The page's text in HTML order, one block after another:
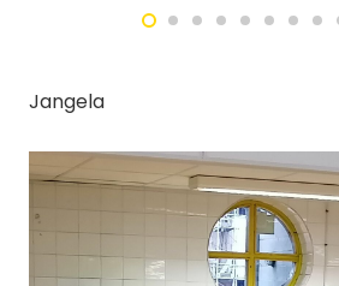
Jangela